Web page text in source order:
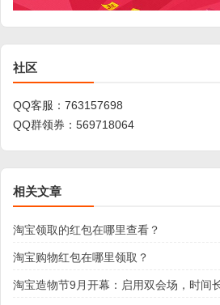
社区
QQ客服： 763157698
QQ群领券： 569718064
相关文章
淘宝领取的红包在哪里查看？
淘宝购物红包在哪里领取？
淘宝造物节9月开幕：启用双会场，时间